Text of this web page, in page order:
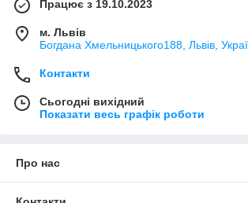
Працює з 19.10.2023
м. Львів
Богдана Хмельницького188, Львів,
Контакти
Сьогодні вихідний
Показати весь графік роботи
Про нас